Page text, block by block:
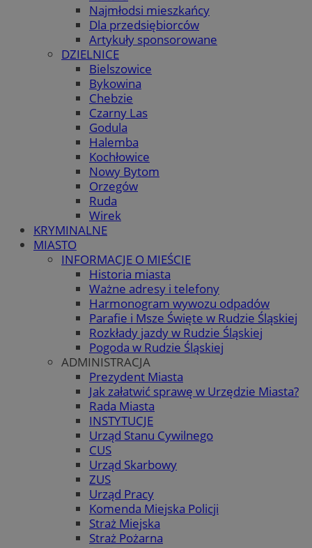
Najmłodsi mieszkańcy
Dla przedsiębiorców
Artykuły sponsorowane
DZIELNICE
Bielszowice
Bykowina
Chebzie
Czarny Las
Godula
Halemba
Kochłowice
Nowy Bytom
Orzegów
Ruda
Wirek
KRYMINALNE
MIASTO
INFORMACJE O MIEŚCIE
Historia miasta
Ważne adresy i telefony
Harmonogram wywozu odpadów
Parafie i Msze Święte w Rudzie Śląskiej
Rozkłady jazdy w Rudzie Śląskiej
Pogoda w Rudzie Śląskiej
ADMINISTRACJA
Prezydent Miasta
Jak załatwić sprawę w Urzędzie Miasta?
Rada Miasta
INSTYTUCJE
Urząd Stanu Cywilnego
CUS
Urząd Skarbowy
ZUS
Urząd Pracy
Komenda Miejska Policji
Straż Miejska
Straż Pożarna